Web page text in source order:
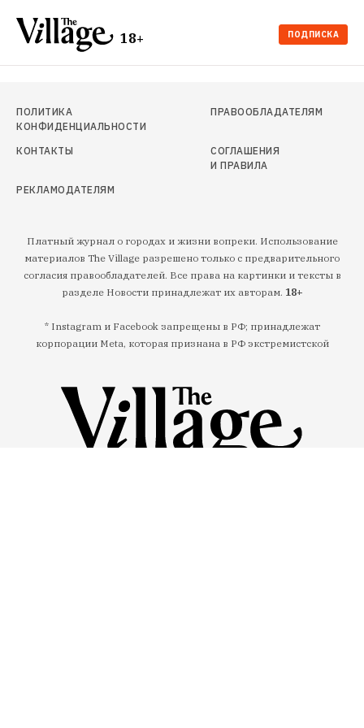
18+ ПОДПИСКА
ПОЛИТИКА
КОНФИДЕНЦИАЛЬНОСТИ
ПРАВООБЛАДАТЕЛЯМ
КОНТАКТЫ
СОГЛАШЕНИЯ
И ПРАВИЛА
РЕКЛАМОДАТЕЛЯМ
Платный журнал о городах и жизни вопреки. Использование
материалов The Village разрешено только с предварительного
согласия правообладателей. Все права на картинки и тексты в
разделе Новости принадлежат их авторам. 18+
* Instagram и Facebook запрещены в РФ; принадлежат
корпорации Meta, которая признана в РФ экстремистской